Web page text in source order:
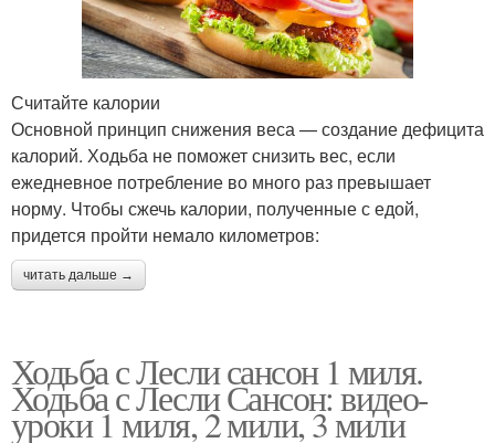
Считайте калории
Основной принцип снижения веса — создание дефицита
калорий. Ходьба не поможет снизить вес, если
ежедневное потребление во много раз превышает
норму. Чтобы сжечь калории, полученные с едой,
придется пройти немало километров:
читать дальше →
Ходьба с Лесли сансон 1 миля.
Ходьба с Лесли Сансон: видео-
уроки 1 миля, 2 мили, 3 мили